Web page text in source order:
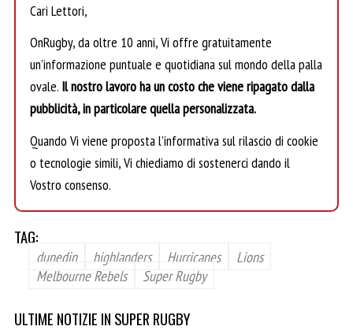
Cari Lettori,
OnRugby, da oltre 10 anni, Vi offre gratuitamente
un’informazione puntuale e quotidiana sul mondo della palla
ovale. Il nostro lavoro ha un costo che viene ripagato dalla
pubblicità, in particolare quella personalizzata.
Quando Vi viene proposta l’informativa sul rilascio di cookie
o tecnologie simili, Vi chiediamo di sostenerci dando il
Vostro consenso.
TAG:
dunedin highlanders Hurricanes
Lions
Melbourne Rebels
Super Rugby
ULTIME NOTIZIE IN SUPER RUGBY